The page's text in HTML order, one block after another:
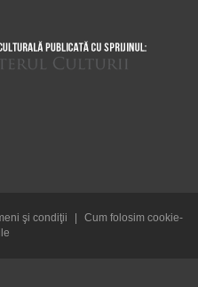
şi condiţii |
Cum folosim cookie-